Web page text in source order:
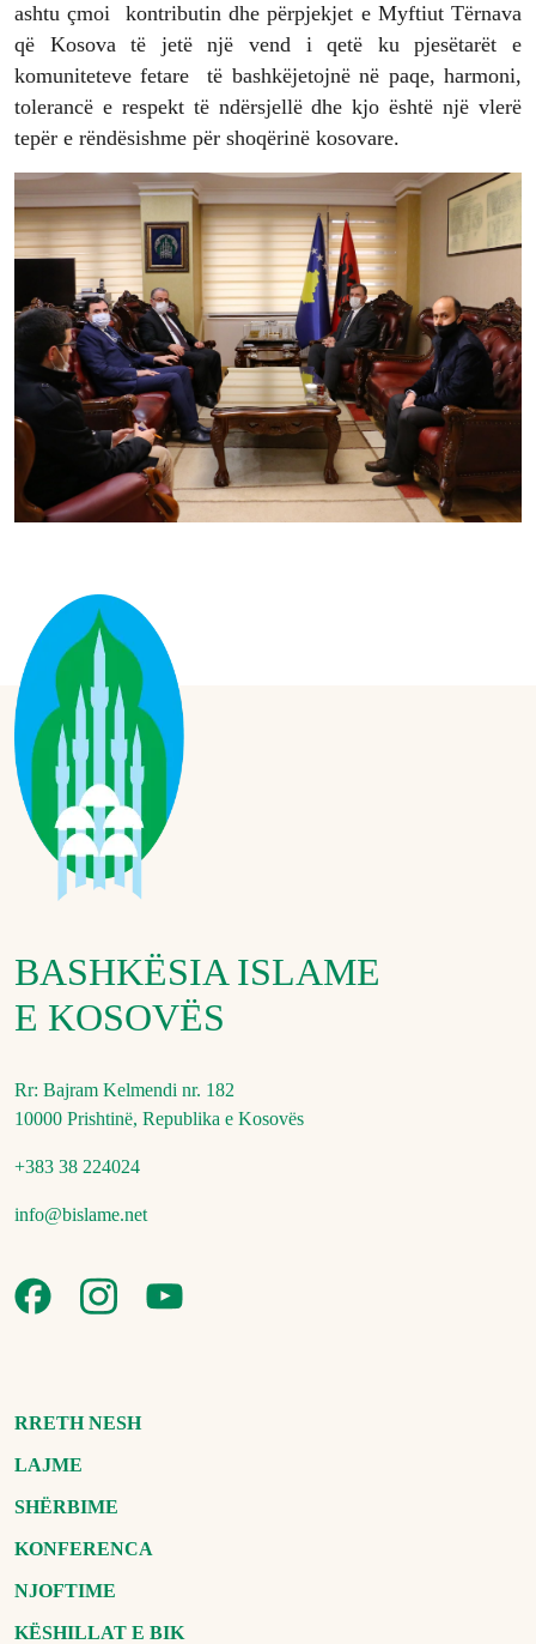
ashtu çmoi kontributin dhe përpjekjet e Myftiut Tërnava
që Kosova të jetë një vend i qetë ku pjesëtarët e
komuniteteve fetare të bashkëjetojnë në paqe, harmoni,
tolerancë e respekt të ndërsjellë dhe kjo është një vlerë
tepër e rëndësishme për shoqërinë kosovare.
BASHKËSIA ISLAME
E KOSOVËS
Rr: Bajram Kelmendi nr. 182
10000 Prishtinë, Republika e Kosovës
+383 38 224024
info@bislame.net
RRETH NESH
LAJME
SHËRBIME
KONFERENCA
NJOFTIME
KËSHILLAT E BIK